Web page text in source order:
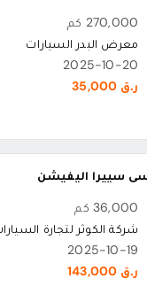
270,000 كم
معرض البدر السيارات
2025-10-20
ر.ق 35,000
36,000 كم
شركة الكوثر لتجارة
2025-10-19
ر.ق 143,000